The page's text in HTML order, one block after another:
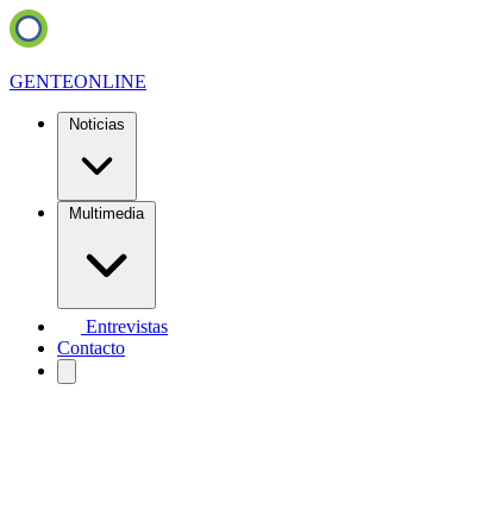
GENTEONLINE
Noticias
Multimedia
Entrevistas
Contacto